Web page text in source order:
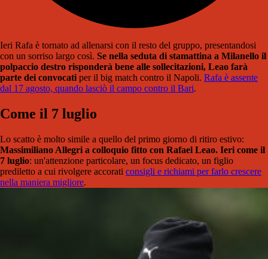
Ieri Rafa è tornato ad allenarsi con il resto del gruppo, presentandosi
con un sorriso largo così. Se nella seduta di stamattina a Milanello il
polpaccio destro risponderà bene alle sollecitazioni, Leao farà
parte dei convocatiper il big match contro il Napoli. Rafa è assente
dal 17 agosto, quando lasciò il campo contro il Bari.
Come il 7 luglio
Lo scatto è molto simile a quello del primo giorno di ritiro estivo:
Massimiliano Allegri a colloquio fitto con Rafael Leao. Ieri come il
7 luglio: un'attenzione particolare, un focus dedicato, un figlio
prediletto a cui rivolgere accorati consigli e richiami per farlo crescere
nella maniera migliore.